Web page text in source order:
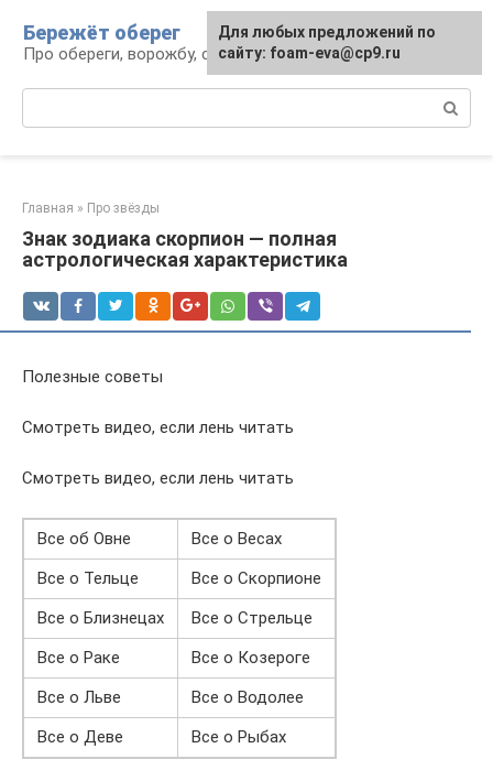
контенту
Бережёт оберег
Про обереги, ворожбу, сны и гадания
Главная » Про звёзды
Знак зодиака скорпион — полная
астрологическая характеристика
Полезные советы
Смотреть видео, если лень читать
Смотреть видео, если лень читать
Все об Овне
Все о Весах
Все о Тельце
Все о Скорпионе
Все о Близнецах
Все о Стрельце
Все о Раке
Все о Козероге
Все о Льве
Все о Водолее
Все о Деве
Все о Рыбах
Для любых предложений по
сайту: foam-eva@cp9.ru